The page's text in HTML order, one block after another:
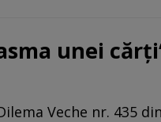
unei
Veche nr. 435